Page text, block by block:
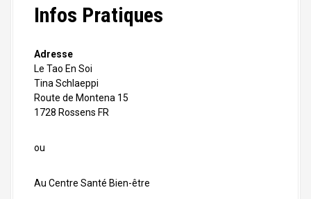
Infos Pratiques
Adresse
Le Tao En Soi
Tina Schlaeppi
Route de Montena 15
1728 Rossens FR
ou
Au Centre Santé Bien-être